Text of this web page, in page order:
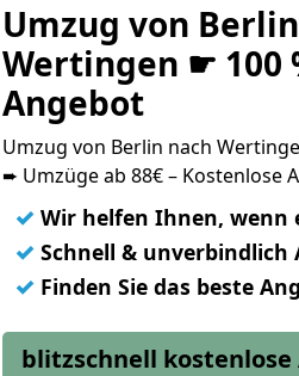
Umzug von
Wertingen ☛ 100
Angebot
Umzug von Berlin nach
➨ Umzüge ab 88€ – Kostenlose
✓ Wir helfen Ihnen, wenn
✓ Schnell & unverbindlich
✓ Finden Sie das beste
blitzschnell